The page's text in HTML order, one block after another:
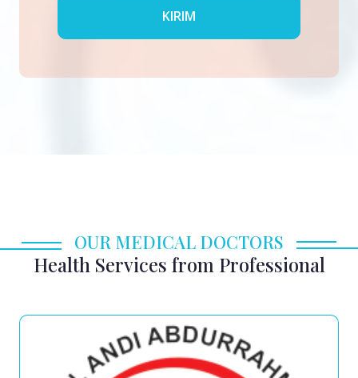
KIRIM
OUR MEDICAL DOCTORS
Health Services from Professional